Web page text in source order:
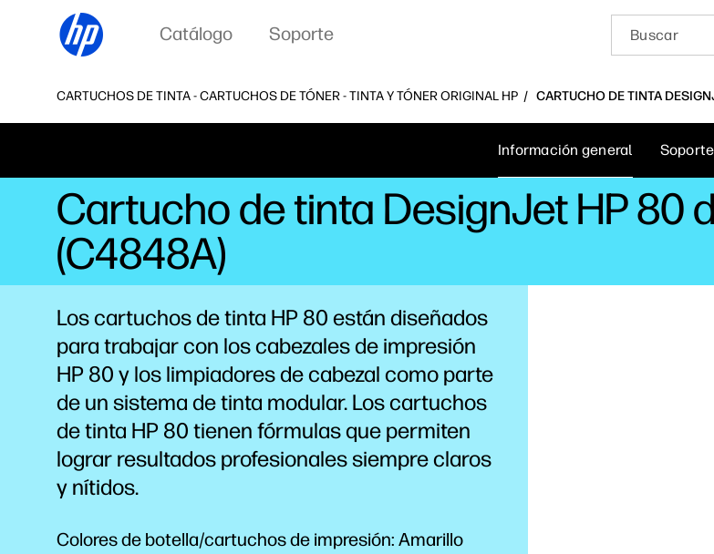
Catálogo Soporte
CARTUCHOS DE TINTA - CARTUCHOS DE TÓNER - TINTA Y TÓNER ORIGINAL HP CARTUCHO DE TINTA
Información general Soporte
Cartucho de tinta DesignJet HP 80
(C4848A)
Los cartuchos de tinta HP 80 están diseñados
para trabajar con los cabezales de impresión
HP 80 y los limpiadores de cabezal como parte
de un sistema de tinta modular. Los cartuchos
de tinta HP 80 tienen fórmulas que permiten
lograr resultados profesionales siempre claros
y nítidos.
Colores de botella/cartuchos de impresión: Amarillo